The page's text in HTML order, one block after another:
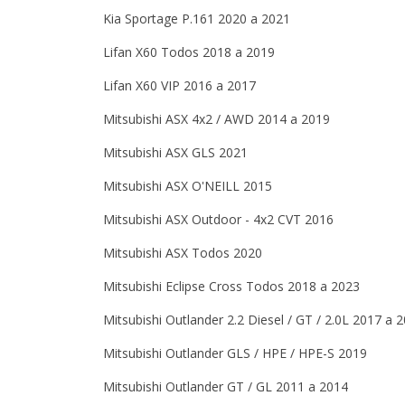
Kia Sportage P.161 2020 a 2021
Lifan X60 Todos 2018 a 2019
Lifan X60 VIP 2016 a 2017
Mitsubishi ASX 4x2 / AWD 2014 a 2019
Mitsubishi ASX GLS 2021
Mitsubishi ASX O'NEILL 2015
Mitsubishi ASX Outdoor - 4x2 CVT 2016
Mitsubishi ASX Todos 2020
Mitsubishi Eclipse Cross Todos 2018 a 2023
Mitsubishi Outlander 2.2 Diesel / GT / 2.0L 2017 a
Mitsubishi Outlander GLS / HPE / HPE-S 2019
Mitsubishi Outlander GT / GL 2011 a 2014